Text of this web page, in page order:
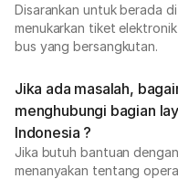
Disarankan untuk berada
menukarkan tiket
bus yang bersangkutan.
Jika ada masalah,
menghubungi bagian
Indonesia ?
Jika butuh bantuan
menanyakan tentang